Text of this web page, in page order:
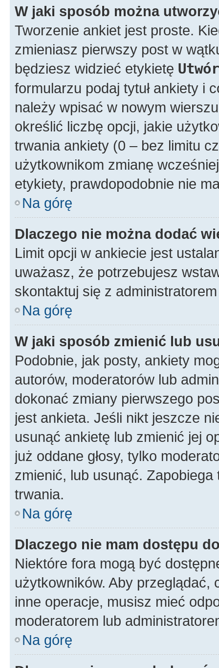
W jaki sposób można
Tworzenie ankiet jest proste.
zmieniasz pierwszy post w
będziesz widzieć etykietę
formularzu podaj tytuł ankiety i
należy wpisać w nowym
określić liczbę opcji, jakie
trwania ankiety (0 – bez limitu
użytkownikom zmianę
etykiety, prawdopodobnie nie
Na górę
Dlaczego nie można dodać
Limit opcji w ankiecie jest
uważasz, że potrzebujesz
skontaktuj się z
Na górę
W jaki sposób zmienić lub
Podobnie, jak posty, ankiety
autorów, moderatorów lub
dokonać zmiany pierwszego
jest ankieta. Jeśli nikt jeszcze
usunąć ankietę lub zmienić jej
już oddane głosy, tylko
zmienić, lub usunąć.
trwania.
Na górę
Dlaczego nie mam dostępu
Niektóre fora mogą być
użytkowników. Aby
inne operacje, musisz mieć
moderatorem lub
Na górę